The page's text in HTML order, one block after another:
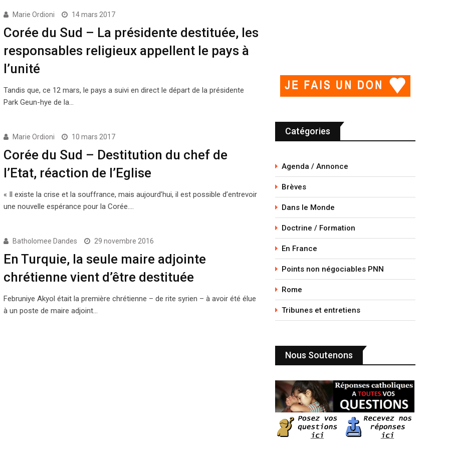
Marie Ordioni 14 mars 2017
Corée du Sud – La présidente destituée, les
responsables religieux appellent le pays à
l’unité
Tandis que, ce 12 mars, le pays a suivi en direct le départ de la présidente
Park Geun-hye de la…
Marie Ordioni 10 mars 2017
Corée du Sud – Destitution du chef de
l’Etat, réaction de l’Eglise
« Il existe la crise et la souffrance, mais aujourd’hui, il est possible d’entrevoir
une nouvelle espérance pour la Corée.…
Batholomee Dandes 29 novembre 2016
En Turquie, la seule maire adjointe
chrétienne vient d’être destituée
Februniye Akyol était la première chrétienne – de rite syrien – à avoir été élue
à un poste de maire adjoint…
Catégories
Agenda / Annonce
Brèves
Dans le Monde
Doctrine / Formation
En France
Points non négociables PNN
Rome
Tribunes et entretiens
Nous Soutenons